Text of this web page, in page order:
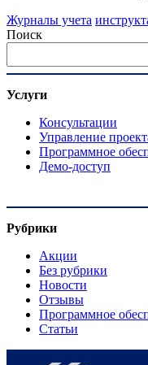
Журналы учета
Поиск
Услуги
Консультации
Управление
Программное
Демо-доступ
Рубрики
Акции
Без рубрики
Новости
Отзывы
Программное
Статьи